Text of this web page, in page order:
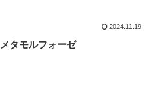
2024.11.19
メタモルフォーゼ